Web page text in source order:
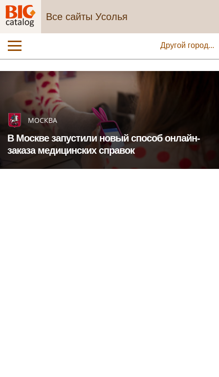
Все сайты Усолья
Другой город...
МОСКВА
В Москве запустили новый способ онлайн-
заказа медицинских справок